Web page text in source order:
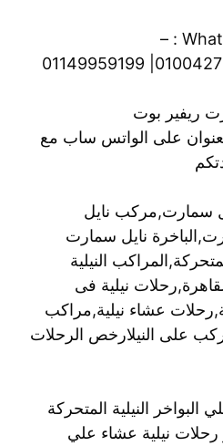
ريفير بوت
على الواتس ساب مع
سمارت,مركب نايل
نايل سمارت
النيلية
نيلية فى
عشاء نيلية,مراكب
على النيلارخص الرحلات
البواخر النيلية المتحركة
رحلات نيلية عشاء علي